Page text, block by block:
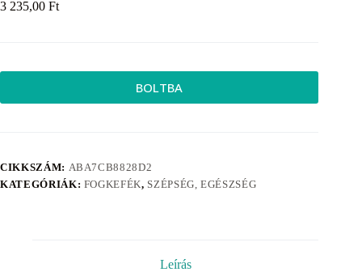
3 235,00 Ft
BOLTBA
CIKKSZÁM: ABA7CB8828D2
KATEGÓRIÁK: FOGKEFÉK, SZÉPSÉG, EGÉSZSÉG
Leírás